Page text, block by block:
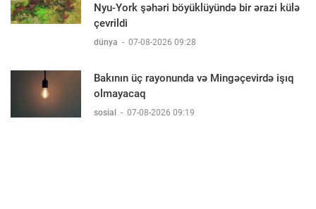
Nyu-York şəhəri böyüklüyündə bir ərazi külə
çevrildi
dünya - 07-08-2026 09:28
Bakının üç rayonunda və Mingəçevirdə işıq
olmayacaq
sosial - 07-08-2026 09:19